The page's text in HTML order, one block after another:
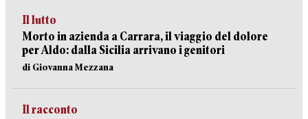
Il lutto
Morto in azienda a Carrara, il viaggio del dolore
per Aldo: dalla Sicilia arrivano i genitori
di Giovanna Mezzana
Il racconto